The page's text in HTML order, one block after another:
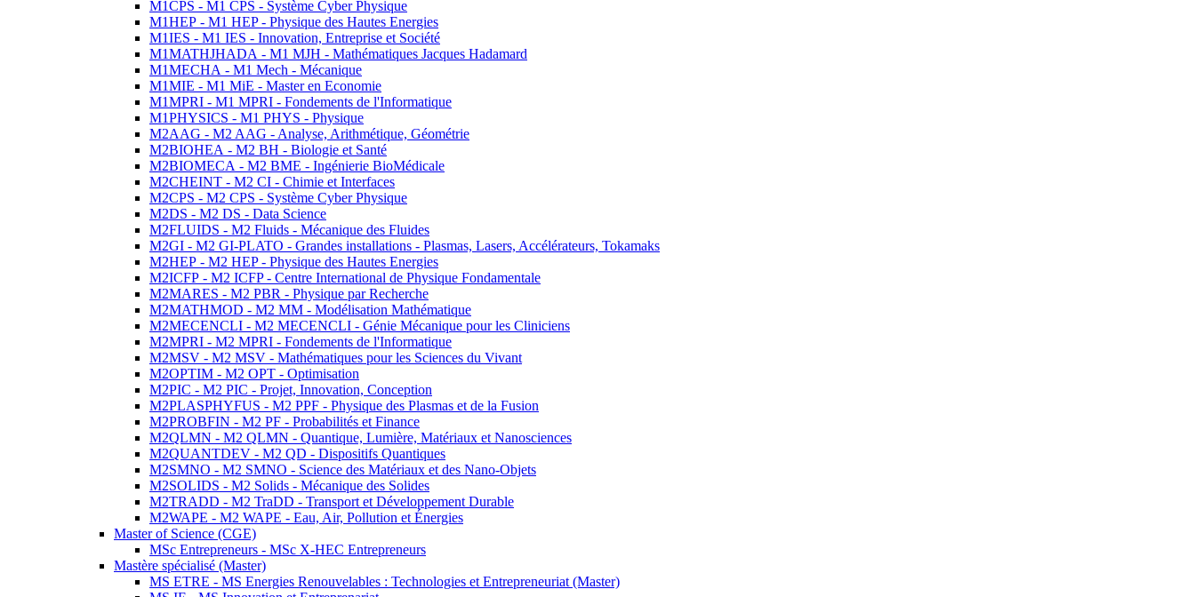
M1CPS - M1 CPS - Système Cyber Physique
M1HEP - M1 HEP - Physique des Hautes Energies
M1IES - M1 IES - Innovation, Entreprise et Société
M1MATHJHADA - M1 MJH - Mathématiques Jacques Hadamard
M1MECHA - M1 Mech - Mécanique
M1MIE - M1 MiE - Master en Economie
M1MPRI - M1 MPRI - Fondements de l'Informatique
M1PHYSICS - M1 PHYS - Physique
M2AAG - M2 AAG - Analyse, Arithmétique, Géométrie
M2BIOHEA - M2 BH - Biologie et Santé
M2BIOMECA - M2 BME - Ingénierie BioMédicale
M2CHEINT - M2 CI - Chimie et Interfaces
M2CPS - M2 CPS - Système Cyber Physique
M2DS - M2 DS - Data Science
M2FLUIDS - M2 Fluids - Mécanique des Fluides
M2GI - M2 GI-PLATO - Grandes installations - Plasmas, Lasers, Accélérateurs, Tokamaks
M2HEP - M2 HEP - Physique des Hautes Energies
M2ICFP - M2 ICFP - Centre International de Physique Fondamentale
M2MARES - M2 PBR - Physique par Recherche
M2MATHMOD - M2 MM - Modélisation Mathématique
M2MECENCLI - M2 MECENCLI - Génie Mécanique pour les Cliniciens
M2MPRI - M2 MPRI - Fondements de l'Informatique
M2MSV - M2 MSV - Mathématiques pour les Sciences du Vivant
M2OPTIM - M2 OPT - Optimisation
M2PIC - M2 PIC - Projet, Innovation, Conception
M2PLASPHYFUS - M2 PPF - Physique des Plasmas et de la Fusion
M2PROBFIN - M2 PF - Probabilités et Finance
M2QLMN - M2 QLMN - Quantique, Lumière, Matériaux et Nanosciences
M2QUANTDEV - M2 QD - Dispositifs Quantiques
M2SMNO - M2 SMNO - Science des Matériaux et des Nano-Objets
M2SOLIDS - M2 Solids - Mécanique des Solides
M2TRADD - M2 TraDD - Transport et Développement Durable
M2WAPE - M2 WAPE - Eau, Air, Pollution et Énergies
Master of Science (CGE)
MSc Entrepreneurs - MSc X-HEC Entrepreneurs
Mastère spécialisé (Master)
MS ETRE - MS Energies Renouvelables : Technologies et Entrepreneuriat (Master)